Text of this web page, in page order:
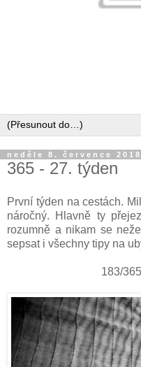
neděle 8. července 2018
365 - 27. týden
První týden na cestách.
náročný. Hlavně ty
rozumně a nikam se
sepsat i všechny tipy na
183/